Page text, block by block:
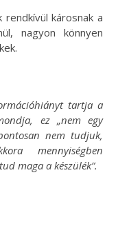
károsnak a
nagyon könnyen
tartja a
ez „nem egy
nem tudjuk,
mennyiségben
maga a készülék”.